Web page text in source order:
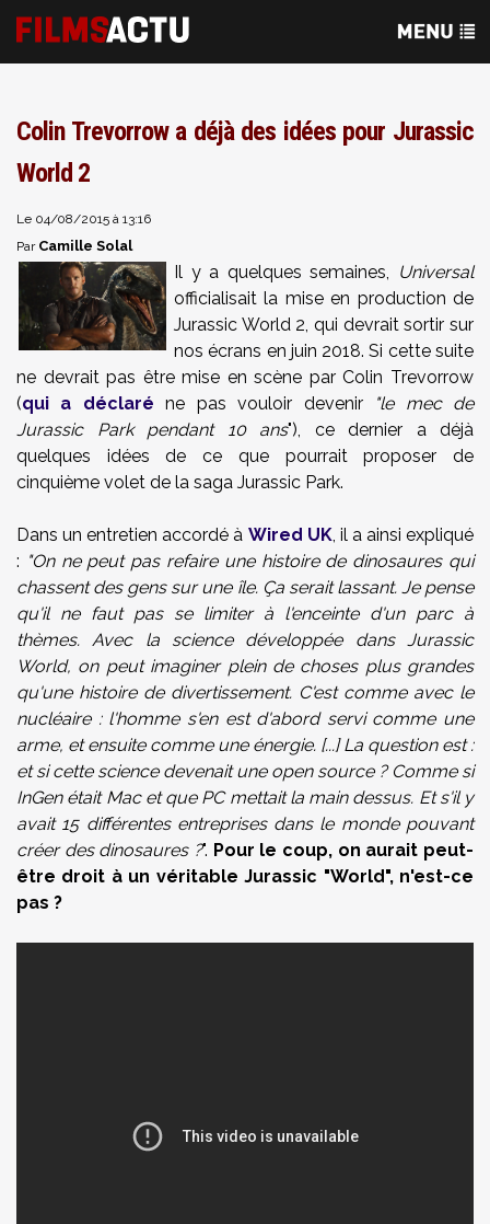
Colin Trevorrow a déjà des idées pour Jurassic
World 2
Le 04/08/2015 à 13:16
Par Camille Solal
Il y a quelques semaines, Universal
officialisait la mise en production de
Jurassic World 2, qui devrait sortir sur
nos écrans en juin 2018. Si cette suite
ne devrait pas être mise en scène par Colin Trevorrow
(qui a déclaré ne pas vouloir devenir"le mec de
Jurassic Park pendant 10 ans"), ce dernier a déjà
quelques idées de ce que pourrait proposer de
cinquième volet de la saga Jurassic Park.
Dans un entretien accordé à Wired UK, il a ainsi expliqué
: "On ne peut pas refaire une histoire de dinosaures qui
chassent des gens sur une île. Ça serait lassant. Je pense
qu'il ne faut pas se limiter à l'enceinte d'un parc à
thèmes. Avec la science développée dans Jurassic
World, on peut imaginer plein de choses plus grandes
qu'une histoire de divertissement. C'est comme avec le
nucléaire : l'homme s'en est d'abord servi comme une
arme, et ensuite comme une énergie. [...] La question est :
et si cette science devenait une open source ? Comme si
InGen était Mac et que PC mettait la main dessus. Et s'il y
avait 15 différentes entreprises dans le monde pouvant
créer des dinosaures ?". Pour le coup, on aurait peut-
être droit à un véritable Jurassic "World", n'est-ce
pas ?